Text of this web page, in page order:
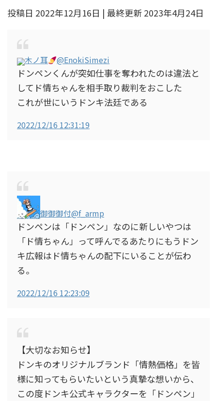
投稿日 2022年12月16日 | 最終更新 2023年4月24日
木ノ耳 @EnokiSimezi
ドンペンくんが突如仕事を奪われたのは違法と
してド情ちゃんを相手取り裁判をおこした
これが世にいうドンキ法廷である
2022/12/16 12:31:19
御御御付@f_armp
ドンペンは「ドンペン」なのに新しいやつは
「ド情ちゃん」って呼んでるあたりにもうドン
キ広報はド情ちゃんの配下にいることが伝わ
る。
2022/12/16 12:23:09
【大切なお知らせ】
ドンキのオリジナルブランド「情熱価格」を皆
様に知ってもらいたいという真摯な想いから、
この度ドンキ公式キャラクターを「ドンペン」